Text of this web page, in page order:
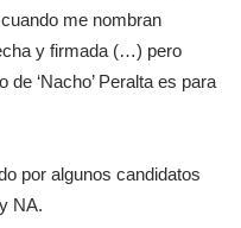
me nombran
y firmada (…) pero
‘Nacho’ Peralta es para
por algunos candidatos
NA.